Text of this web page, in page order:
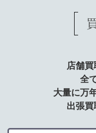
店舗買
全
大量に万
出張買